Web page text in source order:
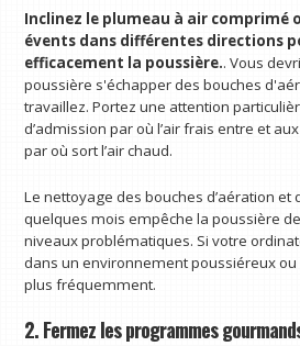
Inclinez le plumeau à air comprimé
évents dans différentes directions
efficacement la poussière.. Vous
poussière s'échapper des bouches
travaillez. Portez une attention
d’admission par où l’air frais entre et
par où sort l’air chaud.
Le nettoyage des bouches d’aération et
quelques mois empêche la poussière de
niveaux problématiques. Si votre
dans un environnement poussiéreux
plus fréquemment.
2. Fermez les programmes